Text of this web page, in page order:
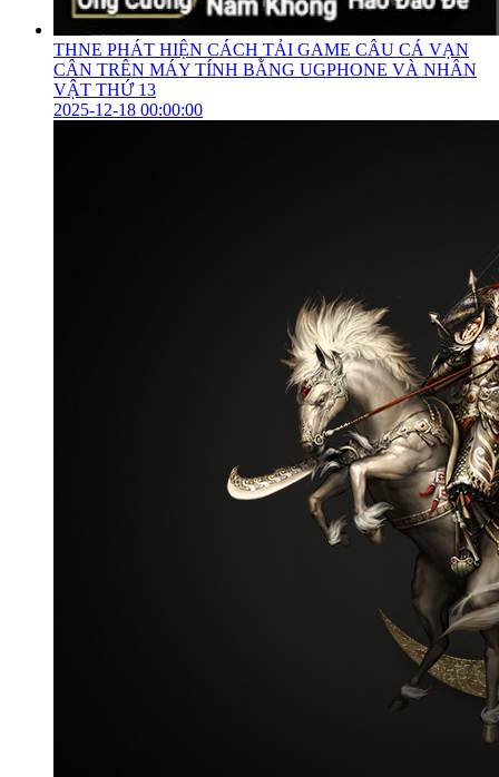
THNE PHÁT HIỆN CÁCH TẢI GAME CÂU CÁ VẠN
CÂN TRÊN MÁY TÍNH BẰNG UGPHONE VÀ NHÂN
VẬT THỨ 13
2025-12-18 00:00:00